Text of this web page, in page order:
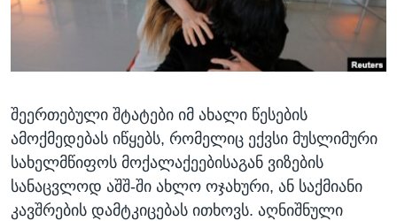
ᲒᲐᲚᲘᲚᲔᲝ
ᲓᲔᲖᲘᲜᲤᲝᲠᲛᲐᲪᲘᲐ
ენები
შეერთებული შტატები იმ ახალი წესების
ამოქმედებას იწყებს, რომელიც ექვსი მუსლიმური
სახელმწიფოს მოქალაქეებისაგან ვიზების
სანაცვლოდ აშშ-ში ახლო ოჯახური, ან საქმიანი
კავშრების დამტკიცებას ითხოვს. აღნიშნული